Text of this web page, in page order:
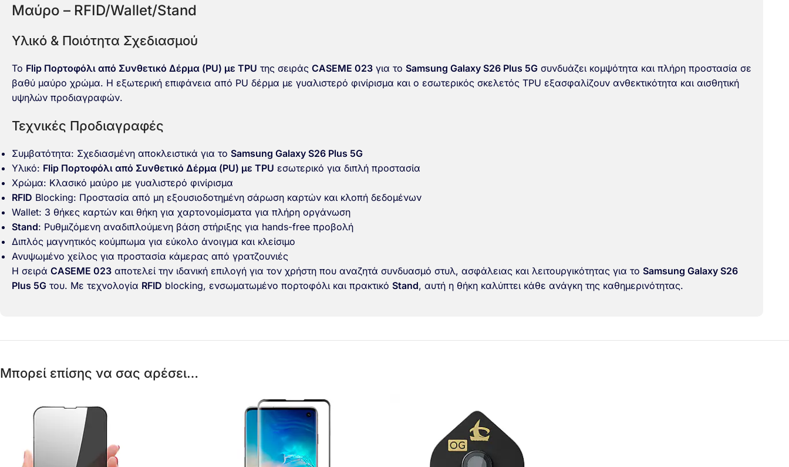
Μαύρο – RFID/Wallet/Stand
Υλικό & Ποιότητα Σχεδιασμού
Το Flip Πορτοφόλι από Συνθετικό Δέρμα (PU) με TPU της σειράς CASEME 023 για το Samsung Galaxy S26 Plus 5G συνδυάζει κομψότητα και πλήρη προστασία σε
βαθύ μαύρο χρώμα. Η εξωτερική επιφάνεια από PU δέρμα με γυαλιστερό φινίρισμα και ο εσωτερικός σκελετός TPU εξασφαλίζουν ανθεκτικότητα και αισθητική
υψηλών προδιαγραφών.
Τεχνικές Προδιαγραφές
Συμβατότητα: Σχεδιασμένη αποκλειστικά για το Samsung Galaxy S26 Plus 5G
Υλικό: Flip Πορτοφόλι από Συνθετικό Δέρμα (PU) με TPU εσωτερικό για διπλή προστασία
Χρώμα: Κλασικό μαύρο με γυαλιστερό φινίρισμα
RFID Blocking: Προστασία από μη εξουσιοδοτημένη σάρωση καρτών και κλοπή δεδομένων
Wallet: 3 θήκες καρτών και θήκη για χαρτονομίσματα για πλήρη οργάνωση
Stand: Ρυθμιζόμενη αναδιπλούμενη βάση στήριξης για hands-free προβολή
Διπλός μαγνητικός κούμπωμα για εύκολο άνοιγμα και κλείσιμο
Ανυψωμένο χείλος για προστασία κάμερας από γρατζουνιές
Η σειρά CASEME 023 αποτελεί την ιδανική επιλογή για τον χρήστη που αναζητά συνδυασμό στυλ, ασφάλειας και λειτουργικότητας για το Samsung Galaxy S26
Plus 5G του. Με τεχνολογία RFID blocking, ενσωματωμένο πορτοφόλι και πρακτικό Stand, αυτή η θήκη καλύπτει κάθε ανάγκη της καθημερινότητας.
Μπορεί επίσης να σας αρέσει…